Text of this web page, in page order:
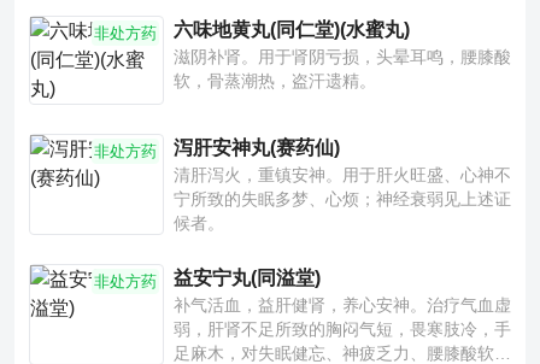
非处方药 六味地黄丸(同仁堂)(水蜜丸)
滋阴补肾。用于肾阴亏损，头晕耳鸣，腰膝酸
软，骨蒸潮热，盗汗遗精。
非处方药 泻肝安神丸(赛药仙)
清肝泻火，重镇安神。用于肝火旺盛、心神不
宁所致的失眠多梦、心烦；神经衰弱见上述证
候者。
非处方药 益安宁丸(同溢堂)
补气活血，益肝健肾，养心安神。治疗气血虚
弱，肝肾不足所致的胸闷气短，畏寒肢冷，手
足麻木，对失眠健忘、神疲乏力、腰膝酸软也